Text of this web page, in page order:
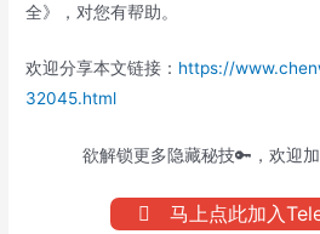
全》，对您有帮助。
欢迎分享本文链接： https://
32045.html
欲解锁更多隐藏秘技🔑，欢迎
马上点此加入